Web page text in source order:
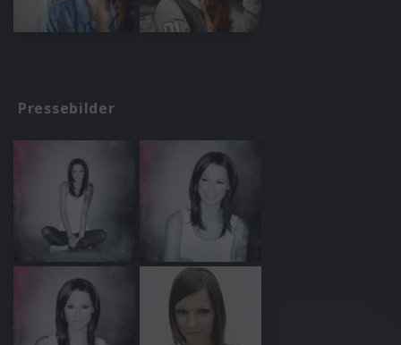
Pressebilder